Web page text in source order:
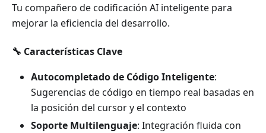
Tu compañero de codificación AI inteligente para
mejorar la eficiencia del desarrollo.
🔧 Características Clave
Autocompletado de Código Inteligente:
Sugerencias de código en tiempo real basadas en
la posición del cursor y el contexto
Soporte Multilenguaje: Integración fluida con